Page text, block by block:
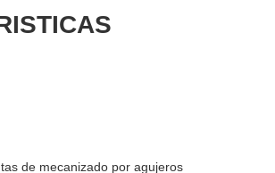
de mecanizado por agujeros